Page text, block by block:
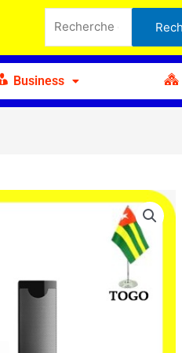
pour :
Business